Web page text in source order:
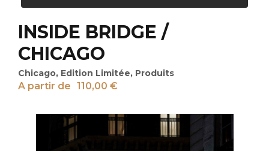
INSIDE BRIDGE /
CHICAGO
Chicago, Edition Limitée, Produits
A partir de 110,00 €